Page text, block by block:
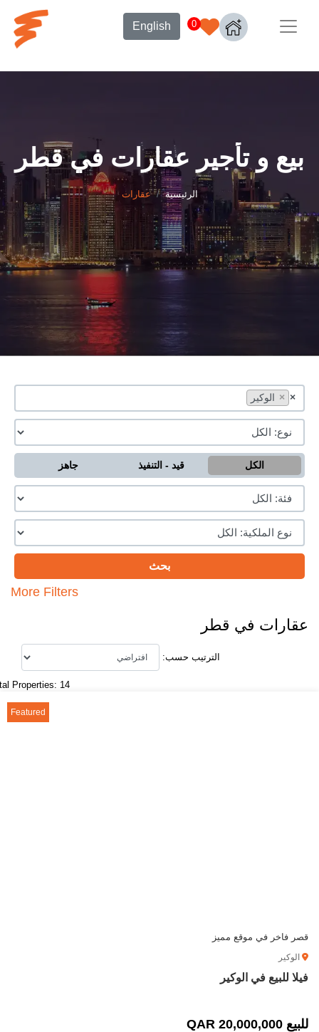
0
English
بيع و تأجير عقارات في قطر
الرئيسية عقارات
×
× الوكير
الكل قيد - التنفيذ جاهز
More Filters
عقارات في قطر
الترتيب حسب:
Properties: 14
Featured
قصر فاخر في موقع مميز
الوكير
فيلا للبيع في الوكير
للبيع 20,000,000 QAR